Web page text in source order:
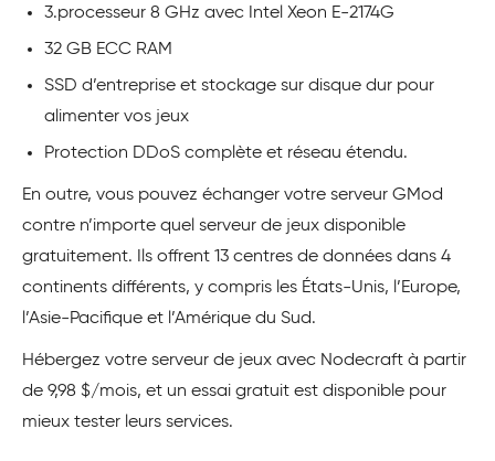
3.processeur 8 GHz avec Intel Xeon E-2174G
32 GB ECC RAM
SSD d’entreprise et stockage sur disque dur pour
alimenter vos jeux
Protection DDoS complète et réseau étendu.
En outre, vous pouvez échanger votre serveur GMod
contre n’importe quel serveur de jeux disponible
gratuitement. Ils offrent 13 centres de données dans 4
continents différents, y compris les États-Unis, l’Europe,
l’Asie-Pacifique et l’Amérique du Sud.
Hébergez votre serveur de jeux avec Nodecraft à partir
de 9,98 $/mois, et un essai gratuit est disponible pour
mieux tester leurs services.